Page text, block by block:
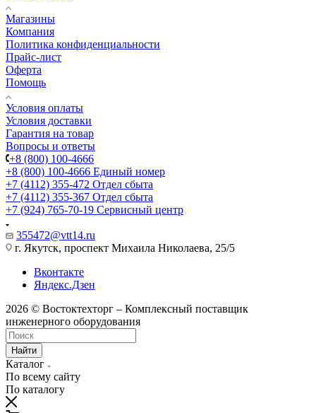
Магазины
Компания
Политика конфиденциальности
Прайс-лист
Оферта
Помощь
Условия оплаты
Условия доставки
Гарантия на товар
Вопросы и ответы
+8 (800) 100-4666
+8 (800) 100-4666 Единый номер
+7 (4112) 355-472 Отдел сбыта
+7 (4112) 355-367 Отдел сбыта
+7 (924) 765-70-19 Сервисный центр
355472@vtt14.ru
г. Якутск, проспект Михаила Николаева, 25/5
Вконтакте
Яндекс.Дзен
2026 © Востоктехторг – Комплексный поставщик
инженерного оборудования
Найти
Каталог
По всему сайту
По каталогу